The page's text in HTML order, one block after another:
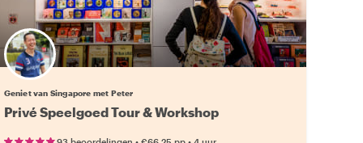
Geniet van Singapore met Peter
Privé Speelgoed Tour & Workshop